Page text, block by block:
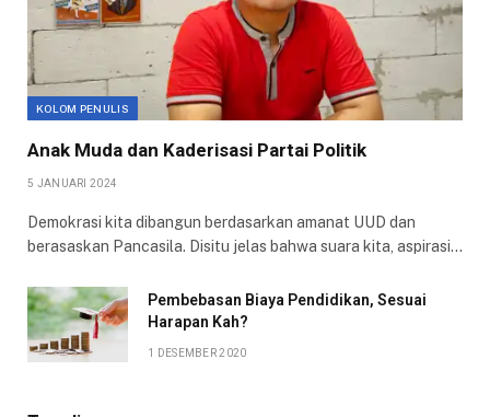
KOLOM PENULIS
Anak Muda dan Kaderisasi Partai Politik
5 JANUARI 2024
Demokrasi kita dibangun berdasarkan amanat UUD dan
berasaskan Pancasila. Disitu jelas bahwa suara kita, aspirasi…
Pembebasan Biaya Pendidikan, Sesuai
Harapan Kah?
1 DESEMBER 2020